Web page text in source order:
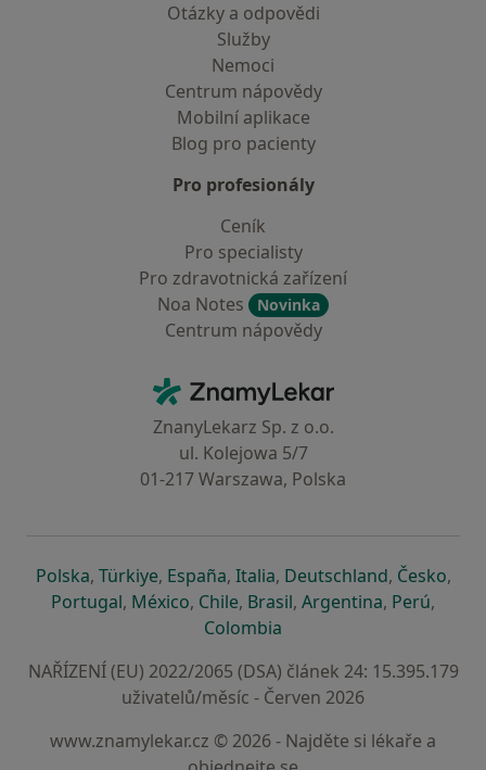
Otázky a odpovědi
Služby
Nemoci
Centrum nápovědy
Mobilní aplikace
Blog pro pacienty
Pro profesionály
Ceník
Pro specialisty
Pro zdravotnická zařízení
Noa Notes
Novinka
Centrum nápovědy
ZnamyLekar - Hlavní stránka
ZnanyLekarz Sp. z o.o.
ul. Kolejowa 5/7
01-217 Warszawa, Polska
Polskase otevře v nové záložce
, Türkiyese otevře v nové záložce
, Españase otevře v nové záložce
, Italiase otevře v nové záložce
, Deutschlandse otevře v
, Českose
,
Portugalse otevře v nové záložce
, Méxicose otevře v nové záložce
, Chilese otevře v nové záložce
, Brasilse otevře v nové
, Argentinase otevře v
, Perúse
,
Colombia
NAŘÍZENÍ (EU) 2022/2065 (DSA) článek 24: 15.395.179
uživatelů/měsíc - Červen 2026
www.znamylekar.cz © 2026 - Najděte si lékaře a